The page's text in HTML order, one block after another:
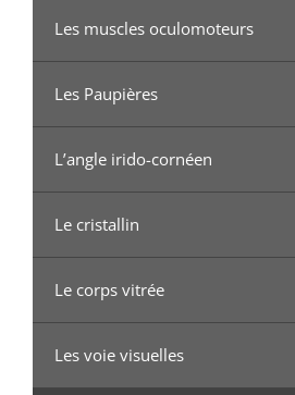
Les muscles oculomoteurs
Les Paupières
L’angle irido-cornéen
Le cristallin
Le corps vitrée
Les voie visuelles